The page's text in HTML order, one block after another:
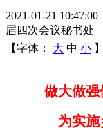
2021-01-21
届四次会议秘书处
【字体：
大 中 小 】
做大做
为实